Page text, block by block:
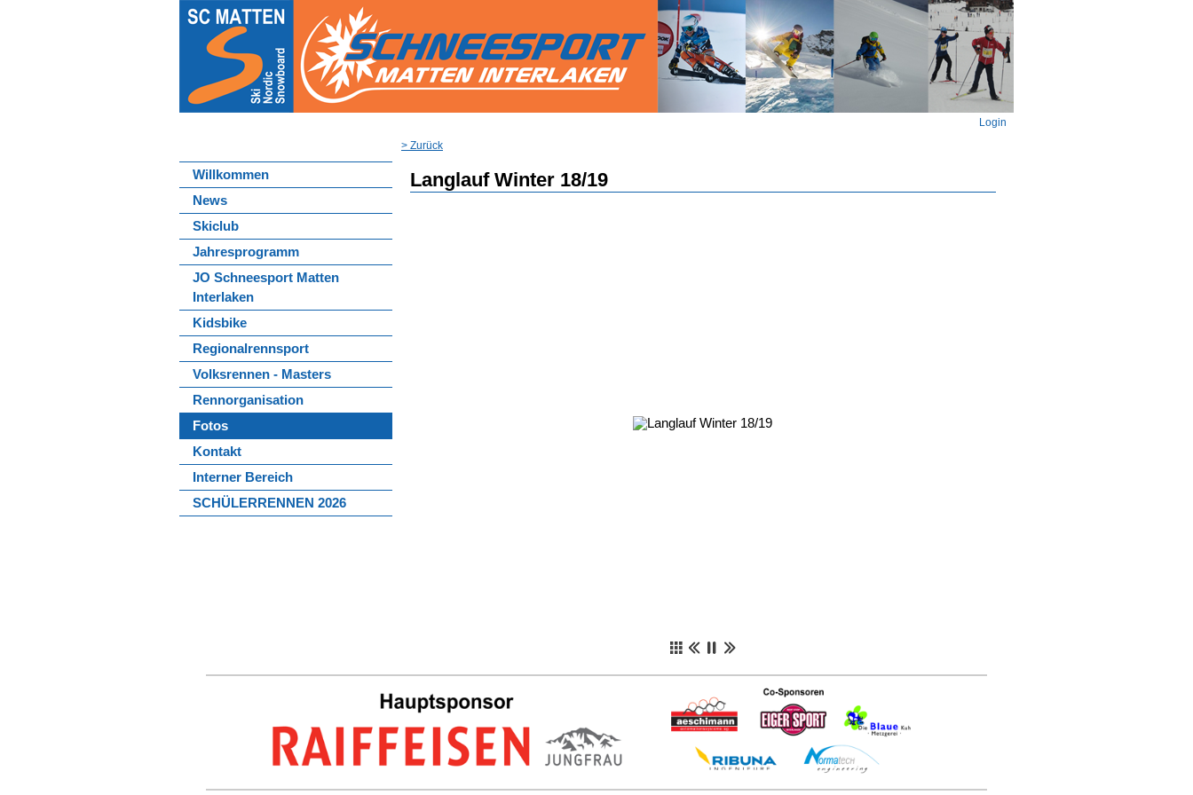
Login
Willkommen
News
Skiclub
Jahresprogramm
JO Schneesport Matten
Interlaken
Kidsbike
Regionalrennsport
Volksrennen - Masters
Rennorganisation
Fotos
Kontakt
Interner Bereich
SCHÜLERRENNEN 2026
> Zurück
Langlauf Winter 18/19